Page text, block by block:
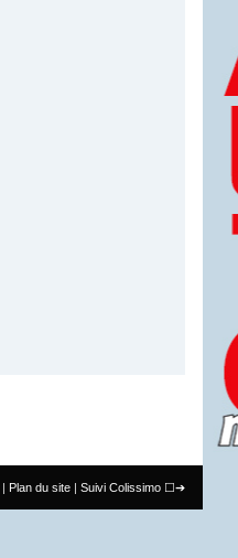
Plan du site Suivi Colissimo